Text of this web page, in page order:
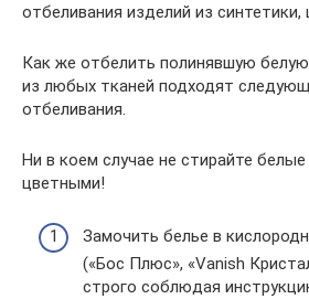
отбеливания изделий из
Как же отбелить полинявшую
из любых тканей подходят
отбеливания.
Ни в коем случае не стирайте
цветными!
Замочить белье в
(«Бос Плюс», «Vanish
строго соблюдая